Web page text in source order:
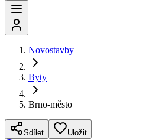
Novostavby
Byty
Brno-město
Sdílet Uložit